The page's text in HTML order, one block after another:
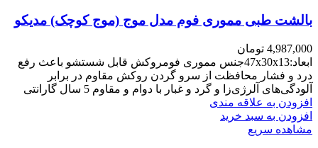
بالشت طبی مموری فوم مدل موج (موج کوچک) مدیکو
4,987,000 تومان
ابعاد:47x30x13جنس مموری فومروکش قابل شستشو باعث رفع
درد و فشار محافظت از سرو گردن روکش مقاوم در برابر
آلودگی‌های آلرژی‌زا و گرد و غبار با دوام و مقاوم 5 سال گارانتی
افزودن به علاقه مندی
افزودن به سبد خرید
مشاهده سریع